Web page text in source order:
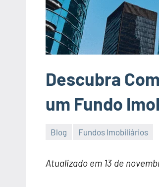
Descubra
um Fundo
Blog Fundos Imobiliários
Atualizado em 13 de